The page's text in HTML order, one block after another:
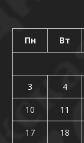
Пн Вт
3
4
10
11
17
18